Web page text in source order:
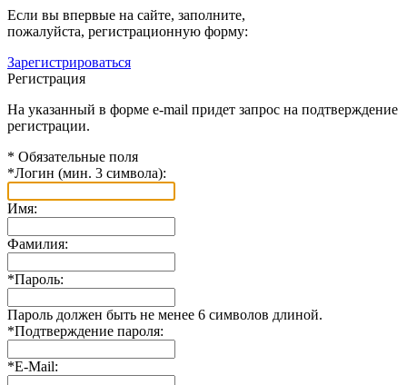
Если вы впервые на сайте, заполните,
пожалуйста, регистрационную форму:
Зарегистрироваться
Регистрация
На указанный в форме e-mail придет запрос на подтверждение
регистрации.
* Обязательные поля
*Логин (мин. 3 символа):
Имя:
Фамилия:
*Пароль:
Пароль должен быть не менее 6 символов длиной.
*Подтверждение пароля:
*E-Mail: